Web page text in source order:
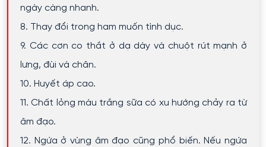
ngày càng nhanh.
8. Thay đổi trong ham muốn tình dục.
9. Các cơn co thắt ở dạ dày và chuột rút mạnh ở
lưng, đùi và chân.
10. Huyết áp cao.
11. Chất lỏng màu trắng sữa có xu hướng chảy ra từ
âm đạo.
12. Ngứa ở vùng âm đạo cũng phổ biến. Nếu ngứa